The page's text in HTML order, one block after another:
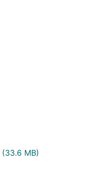
(33.6 MB)